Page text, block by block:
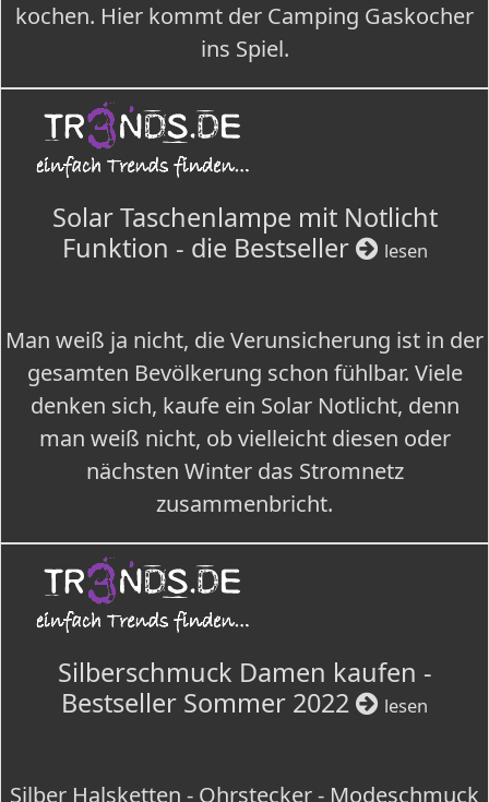
kochen. Hier kommt der Camping Gaskocher
ins Spiel.
Solar Taschenlampe mit Notlicht
Funktion - die Bestseller
lesen
Man weiß ja nicht, die Verunsicherung ist in der
gesamten Bevölkerung schon fühlbar. Viele
denken sich, kaufe ein Solar Notlicht, denn
man weiß nicht, ob vielleicht diesen oder
nächsten Winter das Stromnetz
zusammenbricht.
Silberschmuck Damen kaufen -
Bestseller Sommer 2022
lesen
Silber Halsketten - Ohrstecker - Modeschmuck